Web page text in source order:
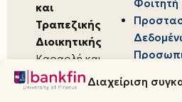
Διαχείριση
και
Τραπεζικής
Διοικητικής
Καραολή και
Δημητρίου 80,
18534,
Φοιτητή